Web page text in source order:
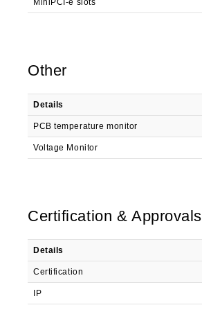
MiniPCI-e slots
Other
Details
PCB temperature monitor
Voltage Monitor
Certification & Approvals
Details
Certification
IP